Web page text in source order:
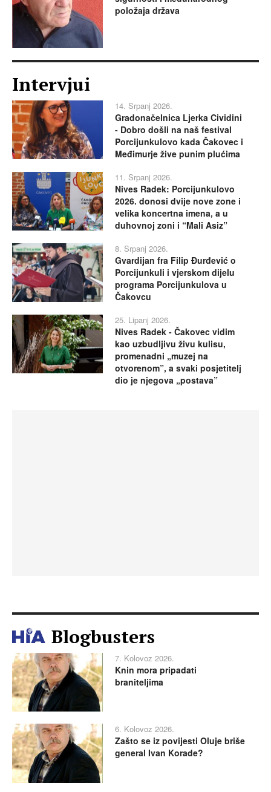
položaja država
Intervjui
14. Srpanj 2026.
Gradonačelnica Ljerka Cividini
- Dobro došli na naš festival
Porcijunkulovo kada Čakovec i
Međimurje žive punim plućima
11. Srpanj 2026.
Nives Radek: Porcijunkulovo
2026. donosi dvije nove zone i
velika koncertna imena, a u
duhovnoj zoni i “Mali Asiz”
8. Srpanj 2026.
Gvardijan fra Filip Đurđević o
Porcijunkuli i vjerskom dijelu
programa Porcijunkulova u
Čakovcu
25. Lipanj 2026.
Nives Radek - Čakovec vidim
kao uzbudljivu živu kulisu,
promenadni „muzej na
otvorenom”, a svaki posjetitelj
dio je njegova „postava”
Blogbusters
7. Kolovoz 2026.
Knin mora pripadati
braniteljima
6. Kolovoz 2026.
Zašto se iz povijesti Oluje briše
general Ivan Korade?